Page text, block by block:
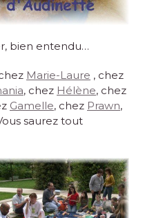
bien entendu…
Marie-Laure , chez
, chez Hélène, chez
Gamelle, chez Prawn,
saurez tout